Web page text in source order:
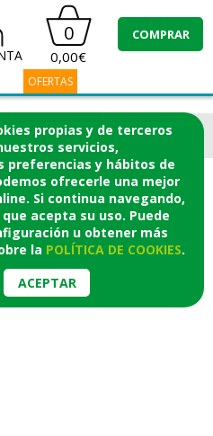
propias y de terceros
servicios,
preferencias y hábitos de
ofrecerle una mejor
Si continua navegando,
acepta su uso. Puede
u obtener más
la POLÍTICA DE COOKIES.
ACEPTAR
0
0,00€
COMPRAR
OFERTAS